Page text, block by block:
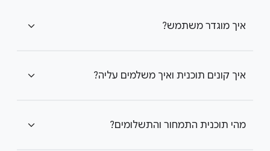
איך מוגדר משתמש? expand_more
איך קונים תוכנית ואיך משלמים עליה? expand_more
מהי תוכנית התמחור והתשלומים? expand_more